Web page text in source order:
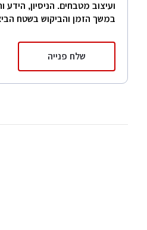
ועיצוב מטבחים. הניסיון,
במשך הזמן והביקוש בשטח
שלח פנייה